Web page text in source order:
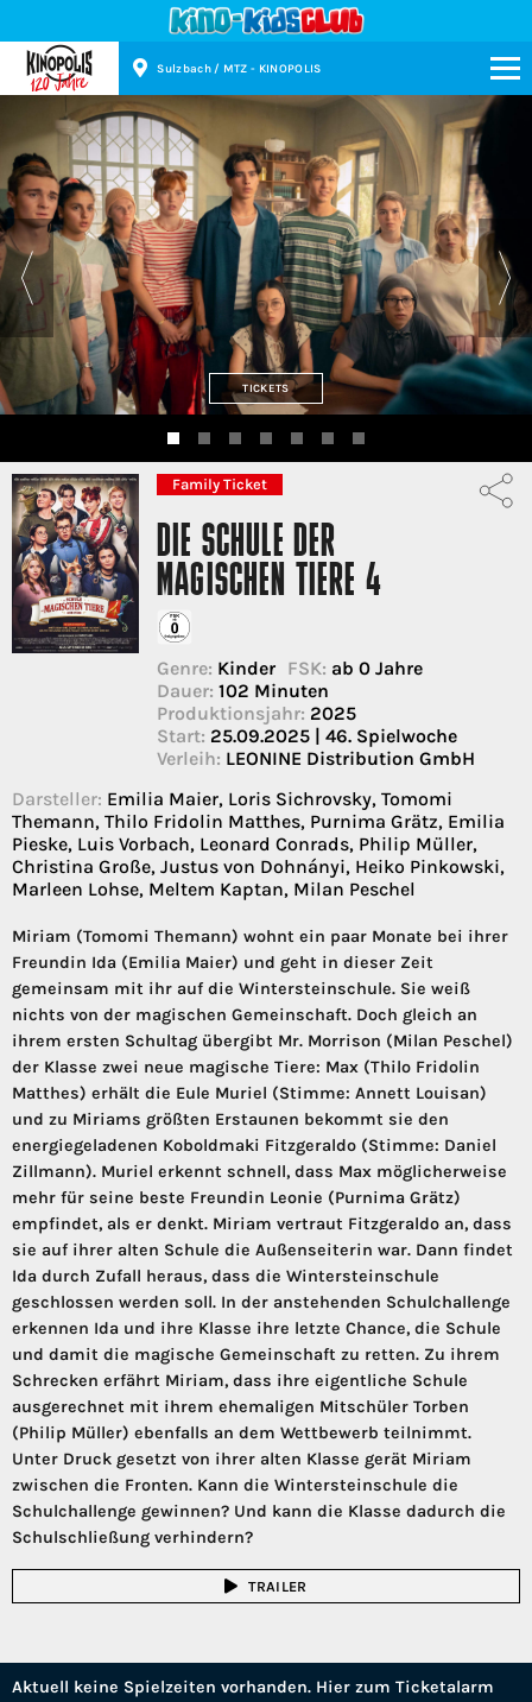
Sulzbach / MTZ - KINOPOLIS
TICKETS
Family Ticket
DIE SCHULE DER
MAGISCHEN TIERE 4
Genre: Kinder FSK: ab 0 Jahre
Dauer: 102 Minuten
Produktionsjahr: 2025
Start: 25.09.2025 | 46. Spielwoche
Verleih: LEONINE Distribution GmbH
Darsteller: Emilia Maier, Loris Sichrovsky, Tomomi
Themann, Thilo Fridolin Matthes, Purnima Grätz, Emilia
Pieske, Luis Vorbach, Leonard Conrads, Philip Müller,
Christina Große, Justus von Dohnányi, Heiko Pinkowski,
Marleen Lohse, Meltem Kaptan, Milan Peschel
Miriam (Tomomi Themann) wohnt ein paar Monate bei ihrer
Freundin Ida (Emilia Maier) und geht in dieser Zeit
gemeinsam mit ihr auf die Wintersteinschule. Sie weiß
nichts von der magischen Gemeinschaft. Doch gleich an
ihrem ersten Schultag übergibt Mr. Morrison (Milan Peschel)
der Klasse zwei neue magische Tiere: Max (Thilo Fridolin
Matthes) erhält die Eule Muriel (Stimme: Annett Louisan)
und zu Miriams größten Erstaunen bekommt sie den
energiegeladenen Koboldmaki Fitzgeraldo (Stimme: Daniel
Zillmann). Muriel erkennt schnell, dass Max möglicherweise
mehr für seine beste Freundin Leonie (Purnima Grätz)
empfindet, als er denkt. Miriam vertraut Fitzgeraldo an, dass
sie auf ihrer alten Schule die Außenseiterin war. Dann findet
Ida durch Zufall heraus, dass die Wintersteinschule
geschlossen werden soll. In der anstehenden Schulchallenge
erkennen Ida und ihre Klasse ihre letzte Chance, die Schule
und damit die magische Gemeinschaft zu retten. Zu ihrem
Schrecken erfährt Miriam, dass ihre eigentliche Schule
ausgerechnet mit ihrem ehemaligen Mitschüler Torben
(Philip Müller) ebenfalls an dem Wettbewerb teilnimmt.
Unter Druck gesetzt von ihrer alten Klasse gerät Miriam
zwischen die Fronten. Kann die Wintersteinschule die
Schulchallenge gewinnen? Und kann die Klasse dadurch die
Schulschließung verhindern?
TRAILER
Aktuell keine Spielzeiten vorhanden. Hier zum Ticketalarm